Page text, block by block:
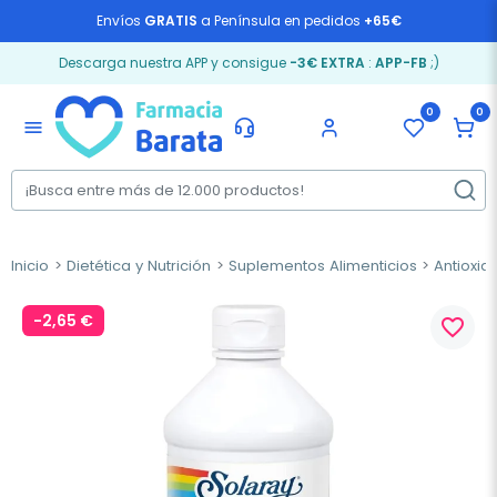
Envíos GRATIS a Península en pedidos +65€
Descarga nuestra APP y consigue -3€ EXTRA: APP-FB ;)
menu
0 0
Inicio Dietética y Nutrición Suplementos Alimenticios
-2,65 € favorite_border